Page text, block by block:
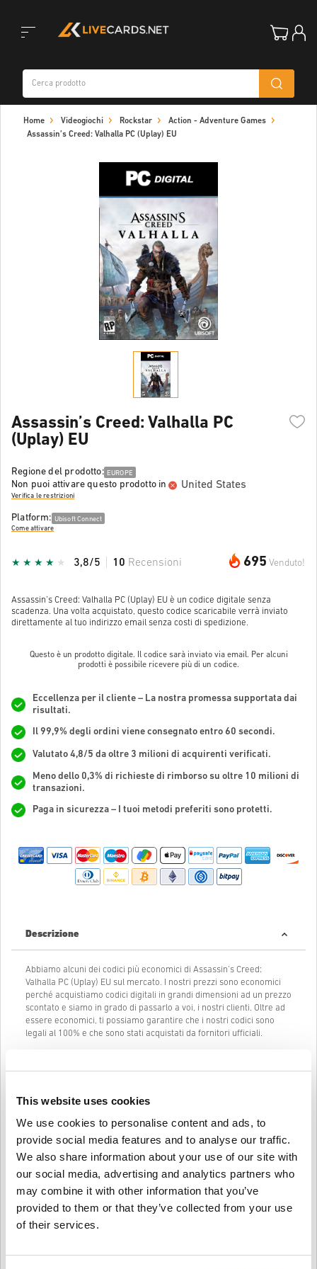
This website uses cookies
We use cookies to personalise content and ads, to
provide social media features and to analyse our traffic.
We also share information about your use of our site with
our social media, advertising and analytics partners who
may combine it with other information that you’ve
provided to them or that they’ve collected from your use
of their services.
navigation
Home Videogiochi Rockstar
Action - Adventure Games
Assassin’s Creed: Valhalla PC (Uplay) EU
Assassin’s Creed: Valhalla PC
(Uplay) EU
Regione del prodotto: EUROPE
Non puoi attivare questo prodotto in United States
Verifica le restrizioni
Platform: Ubisoft Connect
Come attivare
695 Venduto!
3,8/5 10 Recensioni
Assassin’s Creed: Valhalla PC (Uplay) EU è un codice digitale senza
scadenza. Una volta acquistato, questo codice scaricabile verrà inviato
direttamente al tuo indirizzo email senza costi di spedizione.
Questo è un prodotto digitale. Il codice sarà inviato via email. Per alcuni
prodotti è possibile ricevere più di un codice.
Eccellenza per il cliente – La nostra promessa supportata dai
risultati.
Il 99,9% degli ordini viene consegnato entro 60 secondi.
Valutato 4,8/5 da oltre 3 milioni di acquirenti verificati.
Meno dello 0,3% di richieste di rimborso su oltre 10 milioni di
transazioni.
Paga in sicurezza – I tuoi metodi preferiti sono protetti.
Descrizione
Abbiamo alcuni dei codici più economici di Assassin’s Creed:
Valhalla PC (Uplay) EU sul mercato. I nostri prezzi sono economici
perché acquistiamo codici digitali in grandi dimensioni ad un prezzo
scontato e siamo in grado di passarlo a voi, i nostri clienti. Oltre ad
essere economici, ti possiamo garantire che i nostri codici sono
legali al 100% e che sono stati acquistati da fornitori ufficiali.
La nostra Live Chat (24/7) e il nostro eccellente supporto clienti
riguardo al codice di Assassin’s Creed: Valhalla PC (Uplay) EU.
Il nostro sistema di acquisto facile che comprende solo 3 passaggi
non contiene alcun modulo fastidioso o questionario da compilare e
richiede solamente un indirizzo email e un metodo di pagamento
valido, così da rendere il processo di acquisto di Assassin’s Creed:
Valhalla PC (Uplay) EU da livecards.net veloce e facile.